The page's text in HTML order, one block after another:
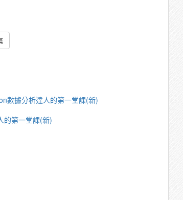
數據分析達人的第一堂課(新)
的第一堂課(新)